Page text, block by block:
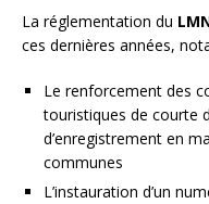
La réglementation du
ces dernières années,
Le renforcement des
touristiques de courte
d’enregistrement en
communes
L’instauration d’un